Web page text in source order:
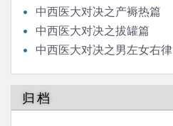
中西医大对决之产褥热篇
中西医大对决之拔罐篇
中西医大对决之男左女右律
归档